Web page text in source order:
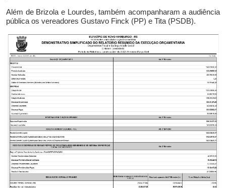
Além de Brizola e Lourdes, também acompanharam a audiência
pública os vereadores Gustavo Finck (PP) e Tita (PSDB).